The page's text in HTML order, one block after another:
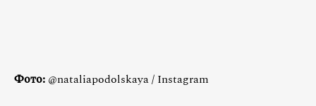
Фото: @nataliapodolskaya / Instagram